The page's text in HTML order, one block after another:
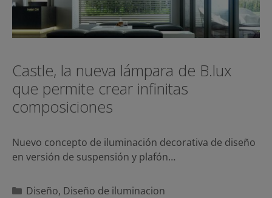
Castle, la nueva lámpara de B.lux
que permite crear infinitas
composiciones
Nuevo concepto de iluminación decorativa de diseño
en versión de suspensión y plafón…
Categorías
Diseño, Diseño de iluminacion